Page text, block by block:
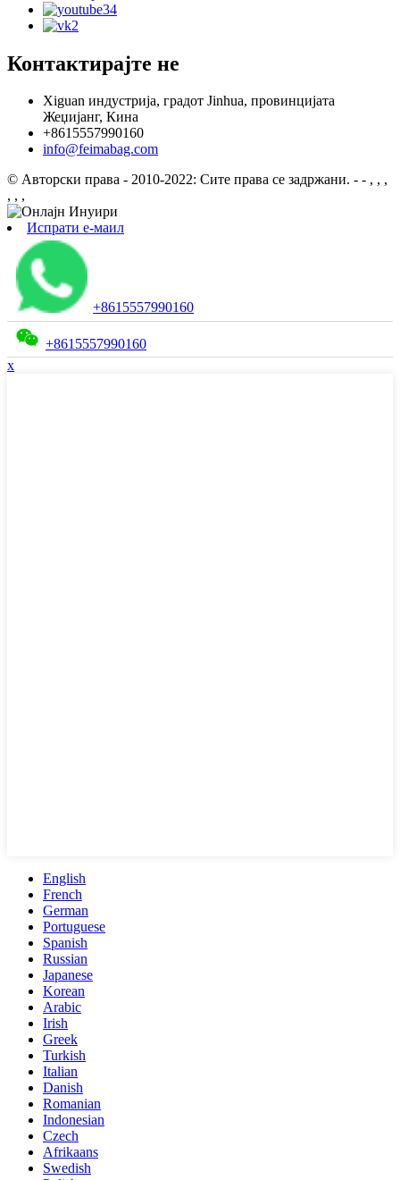
Контактирајте не
Xiguan индустрија, градот Jinhua, провинцијата
Жеџијанг, Кина
+8615557990160
info@feimabag.com
© Авторски права - 2010-2022: Сите права се задржани. - - , , ,
, , ,
Испрати е-маил
+8615557990160
+8615557990160
x
English
French
German
Portuguese
Spanish
Russian
Japanese
Korean
Arabic
Irish
Greek
Turkish
Italian
Danish
Romanian
Indonesian
Czech
Afrikaans
Swedish